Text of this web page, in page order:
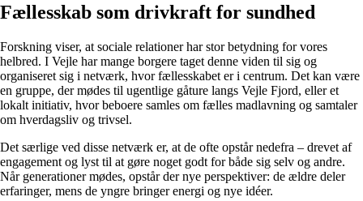
Fællesskab som drivkraft for sundhed
Forskning viser, at sociale relationer har stor betydning for vores
helbred. I Vejle har mange borgere taget denne viden til sig og
organiseret sig i netværk, hvor fællesskabet er i centrum. Det kan være
en gruppe, der mødes til ugentlige gåture langs Vejle Fjord, eller et
lokalt initiativ, hvor beboere samles om fælles madlavning og samtaler
om hverdagsliv og trivsel.
Det særlige ved disse netværk er, at de ofte opstår nedefra – drevet af
engagement og lyst til at gøre noget godt for både sig selv og andre.
Når generationer mødes, opstår der nye perspektiver: de ældre deler
erfaringer, mens de yngre bringer energi og nye idéer.